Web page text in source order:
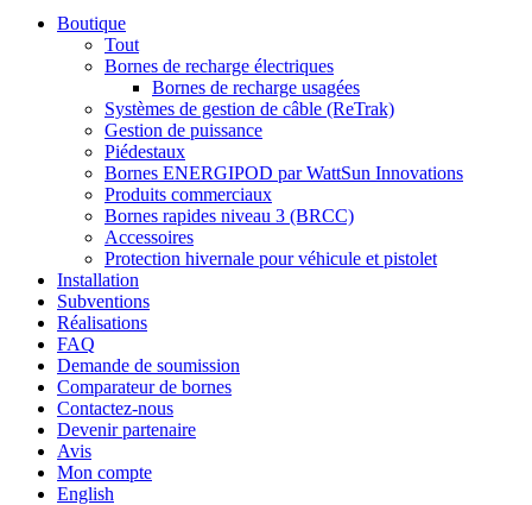
Boutique
Tout
Bornes de recharge électriques
Bornes de recharge usagées
Systèmes de gestion de câble (ReTrak)
Gestion de puissance
Piédestaux
Bornes ENERGIPOD par WattSun Innovations
Produits commerciaux
Bornes rapides niveau 3 (BRCC)
Accessoires
Protection hivernale pour véhicule et pistolet
Installation
Subventions
Réalisations
FAQ
Demande de soumission
Comparateur de bornes
Contactez-nous
Devenir partenaire
Avis
Mon compte
English